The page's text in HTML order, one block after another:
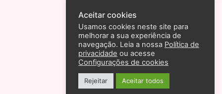
Aceitar cookies
Usamos cookies neste site para
melhorar a sua experiência de
navegação. Leia a nossa Política de
privacidade ou acesse
Configurações de cookies
Rejeitar Aceitar todos